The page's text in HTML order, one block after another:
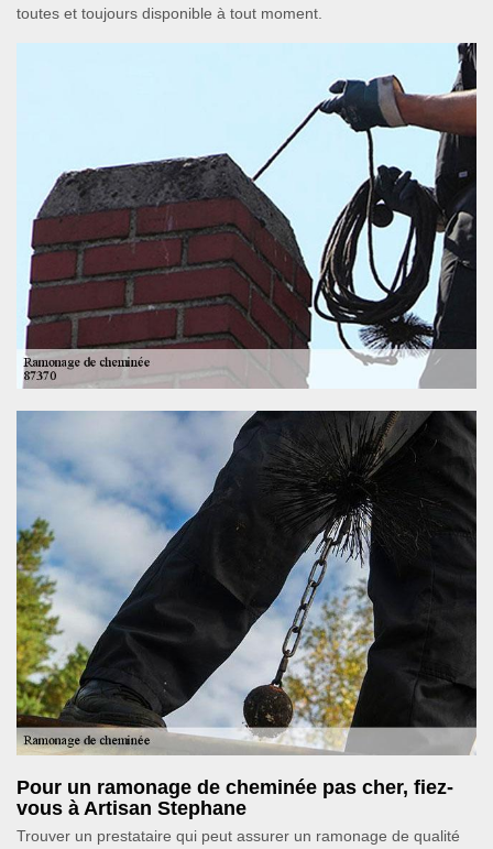
toutes et toujours disponible à tout moment.
Pour un ramonage de cheminée pas cher, fiez-
vous à Artisan Stephane
Trouver un prestataire qui peut assurer un ramonage de qualité